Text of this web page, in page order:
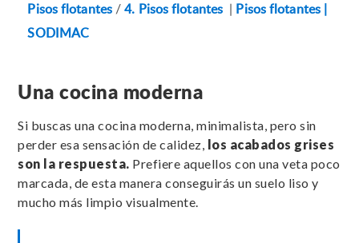
Pisos flotantes/4. Pisos flotantes
Pisos flotantes |
SODIMAC
Una cocina moderna
Si buscas una cocina moderna, minimalista, pero sin
perder esa sensación de calidez, los acabados grises
son la respuesta. Prefiere aquellos con una veta poco
marcada, de esta manera conseguirás un suelo liso y
mucho más limpio visualmente.